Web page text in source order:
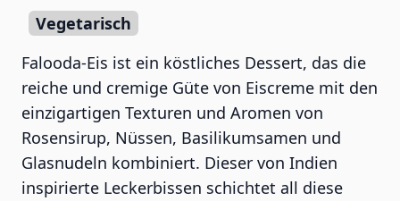
Vegetarisch
Falooda-Eis ist ein köstliches Dessert, das die
reiche und cremige Güte von Eiscreme mit den
einzigartigen Texturen und Aromen von
Rosensirup, Nüssen, Basilikumsamen und
Glasnudeln kombiniert. Dieser von Indien
inspirierte Leckerbissen schichtet all diese